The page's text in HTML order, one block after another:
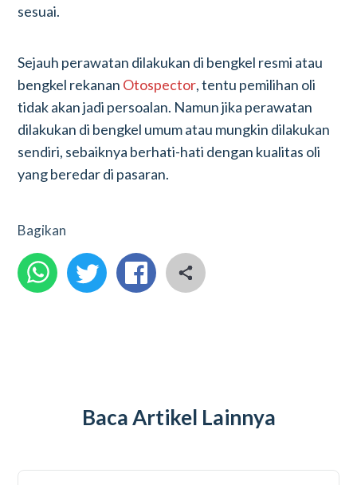
sesuai.
Sejauh perawatan dilakukan di bengkel resmi atau
bengkel rekanan Otospector, tentu pemilihan oli
tidak akan jadi persoalan. Namun jika perawatan
dilakukan di bengkel umum atau mungkin dilakukan
sendiri, sebaiknya berhati-hati dengan kualitas oli
yang beredar di pasaran.
Bagikan
Baca Artikel Lainnya